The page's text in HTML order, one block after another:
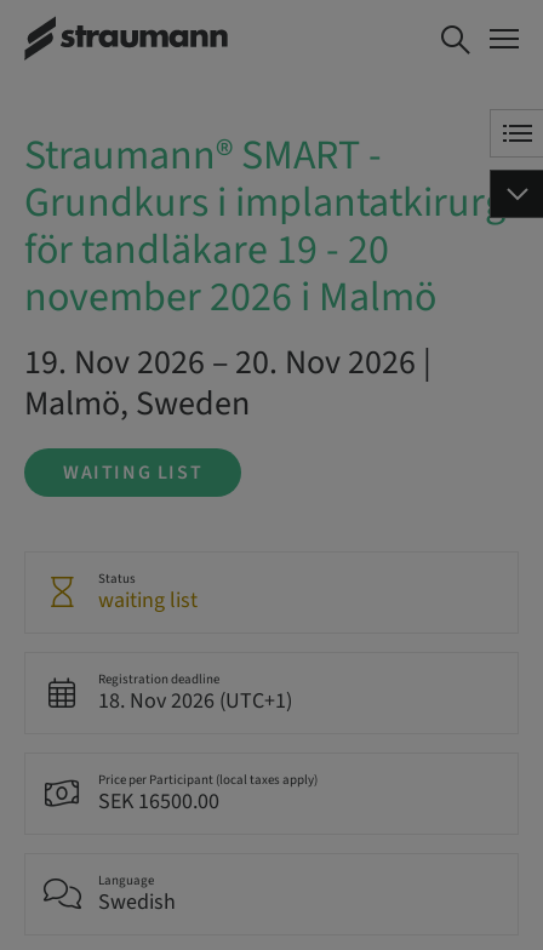
Straumann® SMART -
Grundkurs i implantatkirurgi
WAITING LIST
Straumann® SMART -
Grundkurs i implantatkirurgi
för tandläkare 19 - 20
november 2026 i Malmö
19. Nov 2026 – 20. Nov 2026 |
Malmö, Sweden
WAITING LIST
Status
waiting list
Registration deadline
18. Nov 2026 (UTC+1)
Price per Participant (local taxes apply)
SEK 16500.00
Language
Swedish